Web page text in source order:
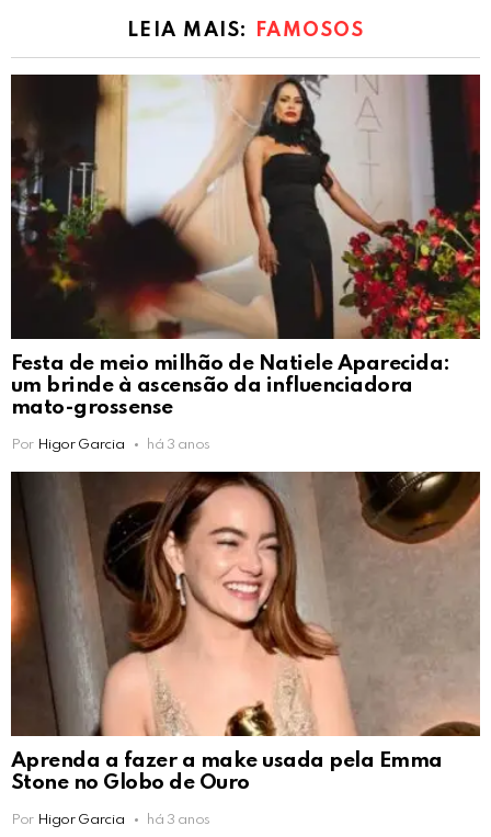
LEIA MAIS: FAMOSOS
Festa de meio milhão de Natiele Aparecida:
um brinde à ascensão da influenciadora
mato-grossense
Por Higor Garcia há 3 anos
Aprenda a fazer a make usada pela Emma
Stone no Globo de Ouro
Por Higor Garcia há 3 anos